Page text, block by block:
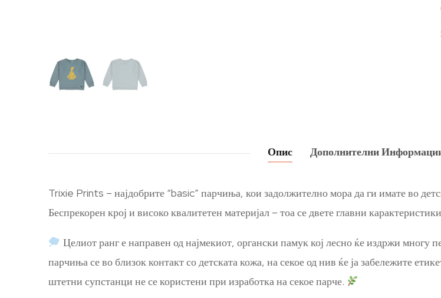
Опис Дополнителни
Trixie Prints – најдобрите “basic” парчиња, кои задолжително мора да ги имате во
Беспрекорен крој и високо квалитетен материјал – тоа се двете главни
Целиот ранг е направен од најмекиот, органски памук кој лесно ќе издржи многу
парчиња се во близок контакт со детската кожа, на секое од нив ќе ја забележите
штетни супстанци не се користени при изработка на секое парче.